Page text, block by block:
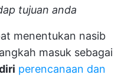
tujuan anda
menentukan nasib
masuk sebagai
perencanaan dan